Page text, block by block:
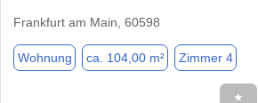
Frankfurt am Main, 60598
Wohnung ca. 104,00 m² Zimmer 4
★